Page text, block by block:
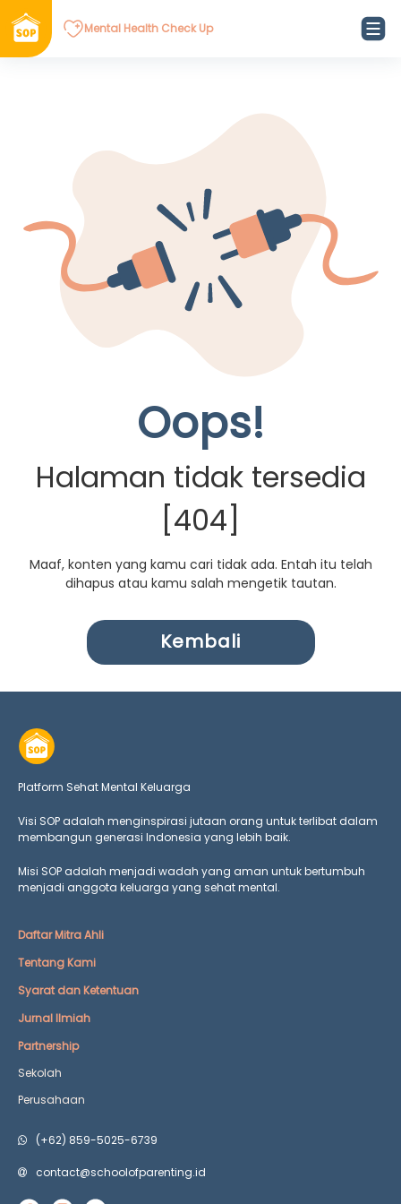
Mental Health Check Up
Oops!
Halaman tidak tersedia
[404]
Maaf, konten yang kamu cari tidak ada. Entah itu telah
dihapus atau kamu salah mengetik tautan.
Kembali
Platform Sehat Mental Keluarga
Visi SOP adalah menginspirasi jutaan orang untuk terlibat dalam
membangun generasi Indonesia yang lebih baik.
Misi SOP adalah menjadi wadah yang aman untuk bertumbuh
menjadi anggota keluarga yang sehat mental.
Daftar Mitra Ahli
Tentang Kami
Syarat dan Ketentuan
Jurnal Ilmiah
Partnership
Sekolah
Perusahaan
(+62) 859-5025-6739
contact@schoolofparenting.id